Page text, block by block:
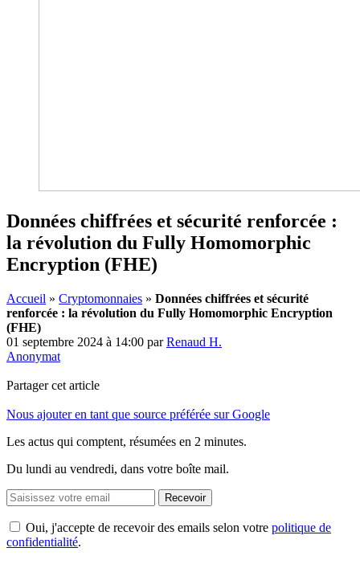
Données chiffrées et sécurité renforcée :
la révolution du Fully Homomorphic
Encryption (FHE)
Accueil » Cryptomonnaies » Données chiffrées et sécurité
renforcée : la révolution du Fully Homomorphic Encryption
(FHE)
01 septembre 2024 à 14:00 parRenaud H.
Anonymat
Partager cet article
Nous ajouter en tant que source préférée sur Google
Les actus qui comptent, résumées en 2 minutes.
Du lundi au vendredi, dans votre boîte mail.
Recevoir
Oui, j'accepte de recevoir des emails selon votre politique de
confidentialité.